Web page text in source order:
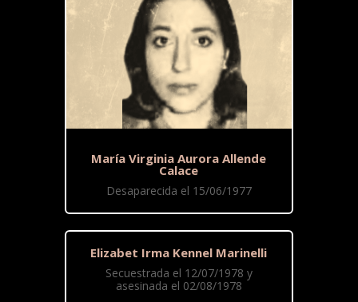
María Virginia Aurora Allende
Calace
Desaparecida el 15/06/1977
Elizabet Irma Kennel Marinelli
Secuestrada el 12/07/1978 y
asesinada el 02/08/1978